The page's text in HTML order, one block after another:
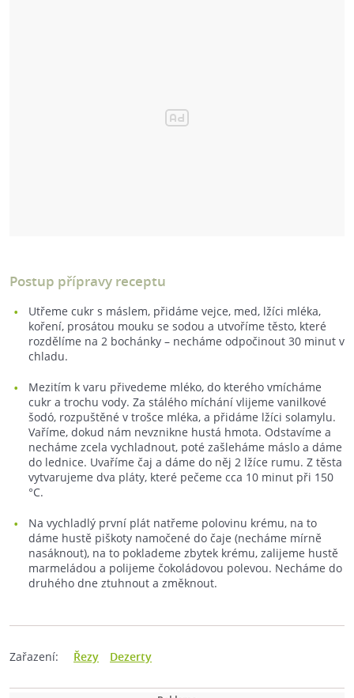
Postup přípravy receptu
Utřeme cukr s máslem, přidáme vejce, med, lžíci mléka,
koření, prosátou mouku se sodou a utvoříme těsto, které
rozdělíme na 2 bochánky – necháme odpočinout 30 minut v
chladu.
Mezitím k varu přivedeme mléko, do kterého vmícháme
cukr a trochu vody. Za stálého míchání vlijeme vanilkové
šodó, rozpuštěné v trošce mléka, a přidáme lžíci solamylu.
Vaříme, dokud nám nevznikne hustá hmota. Odstavíme a
necháme zcela vychladnout, poté zašleháme máslo a dáme
do lednice. Uvaříme čaj a dáme do něj 2 lžíce rumu. Z těsta
vytvarujeme dva pláty, které pečeme cca 10 minut při 150
°C.
Na vychladlý první plát natřeme polovinu krému, na to
dáme hustě piškoty namočené do čaje (necháme mírně
nasáknout), na to poklademe zbytek krému, zalijeme hustě
marmeládou a polijeme čokoládovou polevou. Necháme do
druhého dne ztuhnout a změknout.
Zařazení: Řezy Dezerty